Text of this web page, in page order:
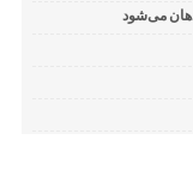
می‌شود